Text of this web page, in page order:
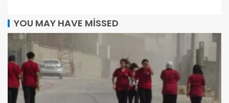
YOU MAY HAVE MISSED